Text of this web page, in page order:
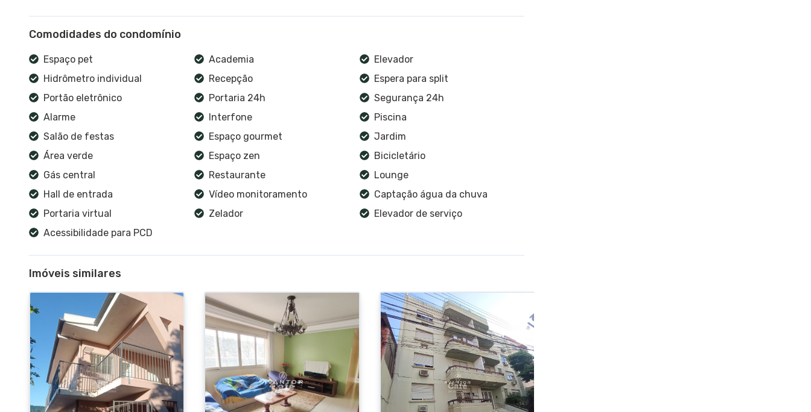
Comodidades do condomínio
Espaço pet Academia
Elevador
Hidrômetro individual
Recepção
Espera para split
Portão eletrônico
Portaria 24h
Segurança 24h
Alarme
Interfone
Piscina
Salão de festas
Espaço gourmet
Jardim
Área verde
Espaço zen
Bicicletário
Gás central
Restaurante
Lounge
Hall de entrada
Vídeo monitoramento
Captação água da chuva
Portaria virtual
Zelador
Elevador de serviço
Acessibilidade para PCD
Imóveis similares